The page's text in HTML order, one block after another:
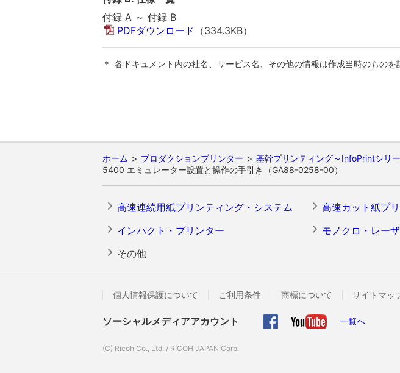
付録 A ～ 付録 B
PDFダウンロード （334.3KB）
＊ 各ドキュメント内の社名、サービス名、その他の情報は作成当時のものを
ホーム プロダクションプリンター 基幹プリンティング～InfoPrintシリ
5400 エミュレーター設置と操作の手引き（GA88-0258-00）
高速連続用紙プリンティング・システム 高速カット紙プ
インパクト・プリンター
モノクロ・レー
その他
個人情報保護について ご利用条件 商標について サイトマッ
ソーシャルメディアアカウント
一覧へ
(C) Ricoh Co., Ltd. / RICOH JAPAN Corp.